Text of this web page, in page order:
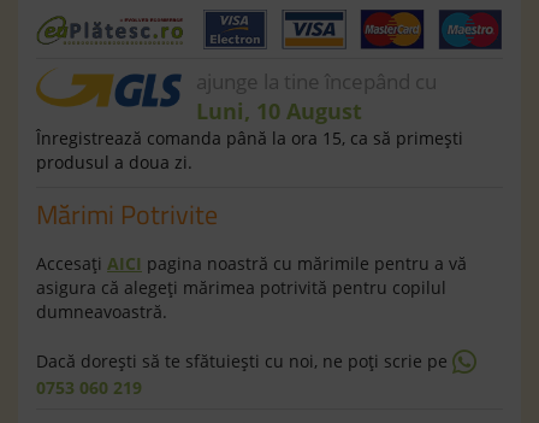
ajunge la tine începând cu
Luni, 10 August
Înregistrează comanda până la ora 15, ca să primeşti
produsul a doua zi.
Mărimi Potrivite
Accesaţi AICI pagina noastră cu mărimile pentru a vă
asigura că alegeţi mărimea potrivită pentru copilul
dumneavoastră.
Dacă doreşti să te sfătuieşti cu noi, ne poţi scrie pe
0753 060 219